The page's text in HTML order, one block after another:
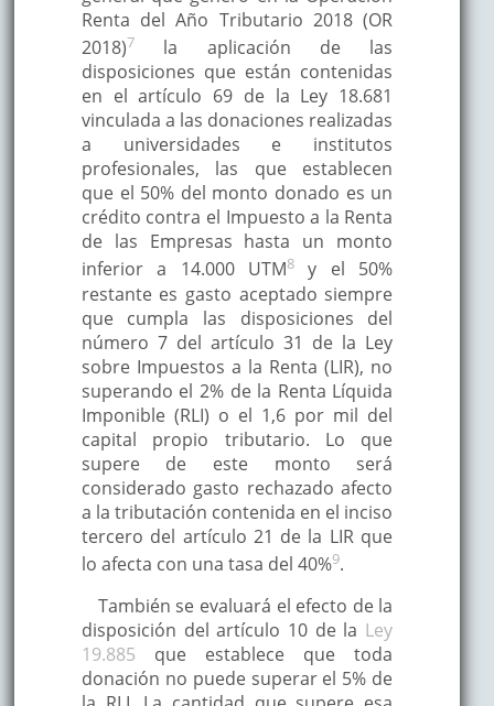
Renta del Año Tributario 2018 (OR
2018)7la aplicación de las
disposiciones que están contenidas
en el artículo 69 de la Ley 18.681
vinculada a las donaciones realizadas
a universidades e institutos
profesionales, las que establecen
que el 50% del monto donado es un
crédito contra el Impuesto a la Renta
de las Empresas hasta un monto
inferior a 14.000 UTM8
y el 50%
restante es gasto aceptado siempre
que cumpla las disposiciones del
número 7 del artículo 31 de la Ley
sobre Impuestos a la Renta (LIR), no
superando el 2% de la Renta Líquida
Imponible (RLI) o el 1,6 por mil del
capital propio tributario. Lo que
supere de este monto será
considerado gasto rechazado afecto
a la tributación contenida en el inciso
tercero del artículo 21 de la LIR que
lo afecta con una tasa del 40%9.
También se evaluará el efecto de la
disposición del artículo 10 de la Ley
19.885 que establece que toda
donación no puede superar el 5% de